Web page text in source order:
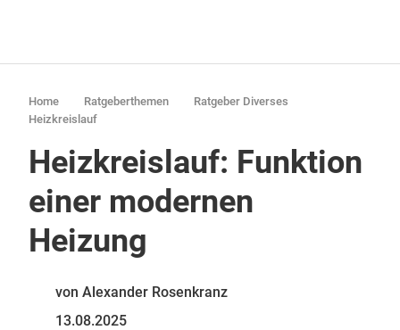
Home Ratgeberthemen
Ratgeber Diverses
Heizkreislauf
Heizkreislauf: Funktion
einer modernen
Heizung
von Alexander Rosenkranz
13.08.2025